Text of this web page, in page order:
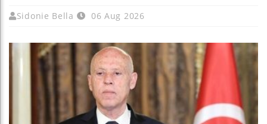
Sidonie Bella 06 Aug 2026